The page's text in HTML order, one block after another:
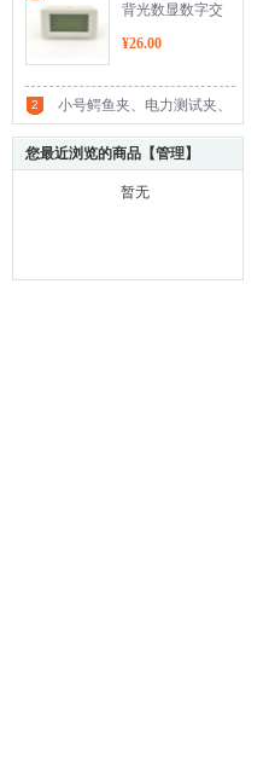
背光数显数字交
10A)
¥26.00
2 小号鳄鱼夹、电力测试夹、
测试铜夹、充电夹、接线
您最近浏览的商品【管理】
暂无